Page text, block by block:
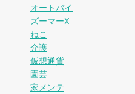
オートバイ
ズーマーX
ねこ
介護
仮想通貨
園芸
家メンテ